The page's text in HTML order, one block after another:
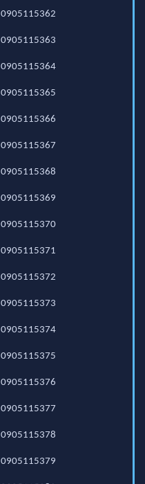
0905115362
0905115363
0905115364
0905115365
0905115366
0905115367
0905115368
0905115369
0905115370
0905115371
0905115372
0905115373
0905115374
0905115375
0905115376
0905115377
0905115378
0905115379